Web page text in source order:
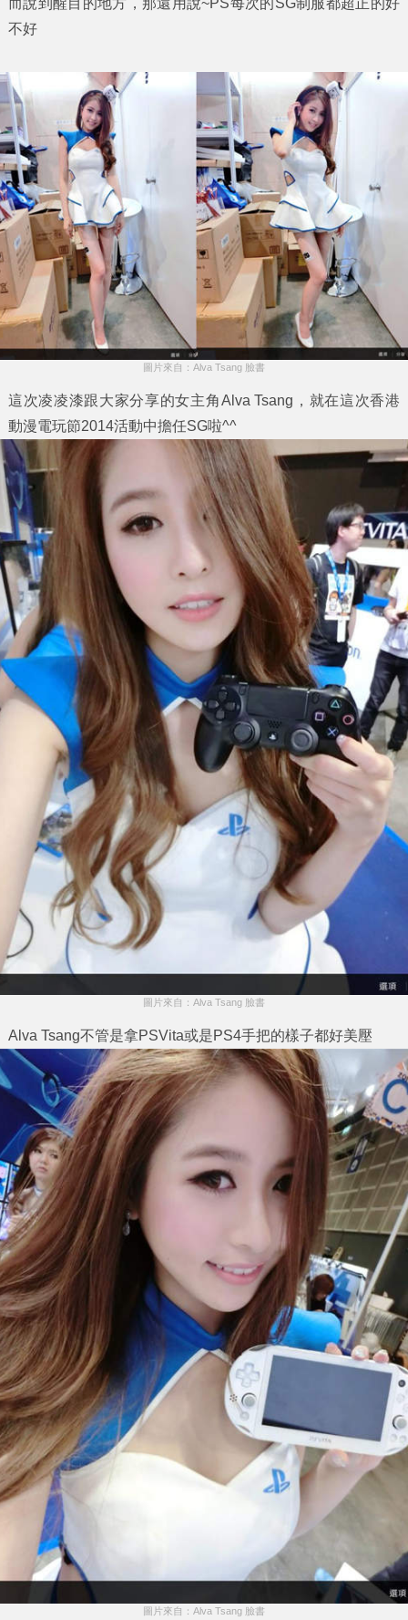
不好
圖片來自：Alva Tsang 臉書
這次凌凌漆跟大家分享的女主角Alva Tsang ，就在這次香港
動漫電玩節2014活動中擔任SG啦^^
圖片來自：Alva Tsang 臉書
Alva Tsang不管是拿PSVita或是PS4手把的樣子都好美壓
圖片來自：Alva Tsang 臉書